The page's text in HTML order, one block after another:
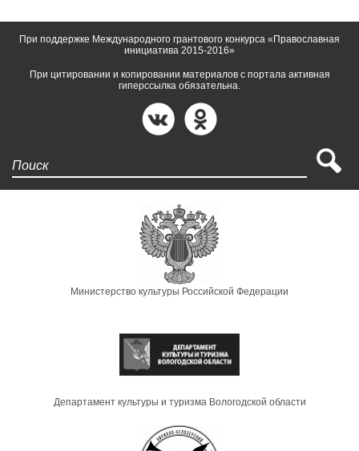
При поддержке Международного грантового конкурса «Православная
инициатива 2015-2016»
При цитировании и копировании материалов с портала активная
гиперссылка обязательна.
Министерство культуры Российской Федерации
Департамент культуры и туризма Вологодской области